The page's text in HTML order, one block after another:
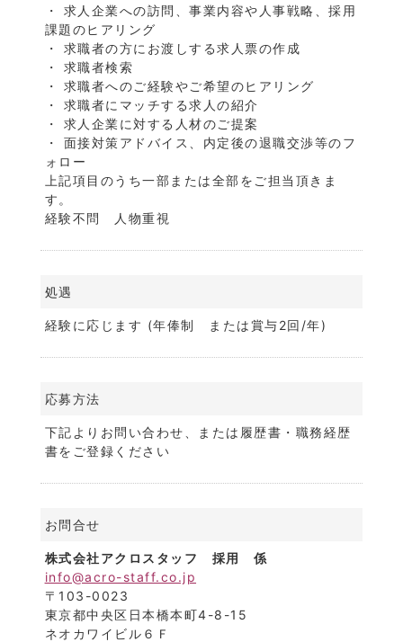
・ 求人企業への訪問、事業内容や人事戦略、採用
課題のヒアリング
・ 求職者の方にお渡しする求人票の作成
・ 求職者検索
・ 求職者へのご経験やご希望のヒアリング
・ 求職者にマッチする求人の紹介
・ 求人企業に対する人材のご提案
・ 面接対策アドバイス、内定後の退職交渉等のフ
ォロー
上記項目のうち一部または全部をご担当頂きま
す。
経験不問 人物重視
処遇
経験に応じます (年俸制 または賞与2回/年)
応募方法
下記よりお問い合わせ、または履歴書・職務経歴
書をご登録ください
お問合せ
株式会社アクロスタッフ 採用 係
info@acro-staff.co.jp
〒103-0023
東京都中央区日本橋本町4-8-15
ネオカワイビル６Ｆ